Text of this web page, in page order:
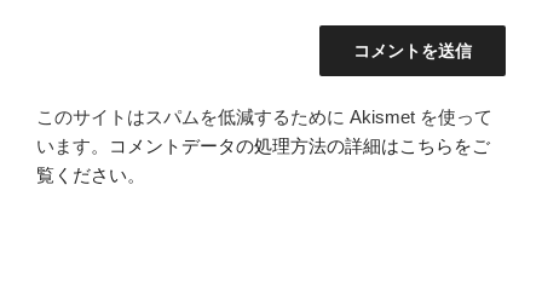
このサイトはスパムを低減するために Akismet を使って
います。
コメントデータの処理方法の詳細はこちらをご
覧ください。